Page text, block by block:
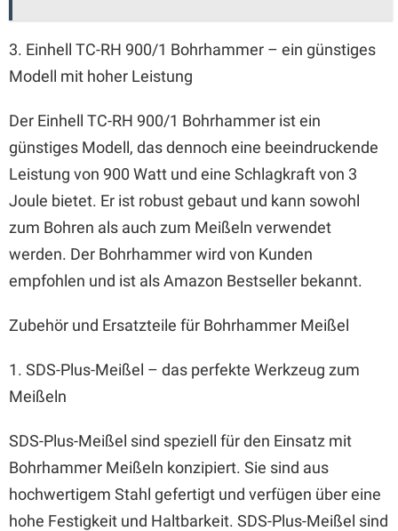
3. Einhell TC-RH 900/1 Bohrhammer – ein günstiges
Modell mit hoher Leistung
Der Einhell TC-RH 900/1 Bohrhammer ist ein
günstiges Modell, das dennoch eine beeindruckende
Leistung von 900 Watt und eine Schlagkraft von 3
Joule bietet. Er ist robust gebaut und kann sowohl
zum Bohren als auch zum Meißeln verwendet
werden. Der Bohrhammer wird von Kunden
empfohlen und ist als Amazon Bestseller bekannt.
Zubehör und Ersatzteile für Bohrhammer Meißel
1. SDS-Plus-Meißel – das perfekte Werkzeug zum
Meißeln
SDS-Plus-Meißel sind speziell für den Einsatz mit
Bohrhammer Meißeln konzipiert. Sie sind aus
hochwertigem Stahl gefertigt und verfügen über eine
hohe Festigkeit und Haltbarkeit. SDS-Plus-Meißel sind